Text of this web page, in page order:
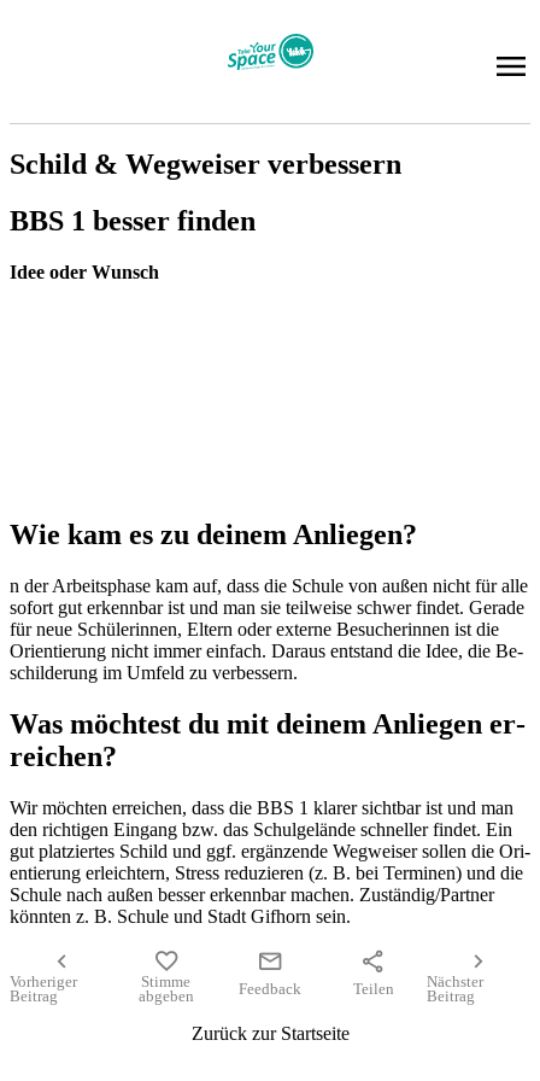
Schild & Weg­wei­ser ver­bes­sern
BBS 1 bes­ser fin­den
Idee oder Wunsch
Wie kam es zu dei­nem An­lie­gen?
n der Ar­beits­pha­se kam auf, dass die Schu­le von au­ßen nicht für alle
so­fort gut er­kenn­bar ist und man sie teil­wei­se schwer fin­det. Ge­ra­de
für neue Schü­le­rin­nen, El­tern oder ex­ter­ne Be­su­che­rin­nen ist die
Ori­en­tie­rung nicht im­mer ein­fach. Dar­aus ent­stand die Idee, die Be­
schil­de­rung im Um­feld zu ver­bes­sern.
Was möch­test du mit dei­nem An­lie­gen er­
rei­chen?
Wir möch­ten er­rei­chen, dass die BBS 1 kla­rer sicht­bar ist und man
den rich­ti­gen Ein­gang bzw. das Schul­ge­län­de schnel­ler fin­det. Ein
gut plat­zier­tes Schild und ggf. er­gän­zen­de Weg­wei­ser sol­len die Ori­
en­tie­rung er­leich­tern, Stress re­du­zie­ren (z. B. bei Ter­mi­nen) und die
Schu­le nach au­ßen bes­ser er­kenn­bar ma­chen. Zu­stän­dig/Part­ner
könn­ten z. B. Schu­le und Stadt Gif­horn sein.
chevron_left
Vorheriger
Beitrag
favorite
Stimme
abgeben
mail
Feedback
share
Teilen
chevron_right
Nächster
Beitrag
Zurück zur Startseite